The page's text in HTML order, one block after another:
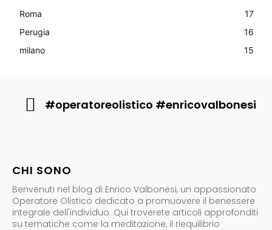
Roma
17
Perugia
16
milano
15
#operatoreolistico #enricovalbonesi
CHI SONO
Benvenuti nel blog di Enrico Valbonesi, un appassionato
Operatore Olistico dedicato a promuovere il benessere
integrale dell'individuo. Qui troverete articoli approfonditi
su tematiche come la meditazione, il riequilibrio